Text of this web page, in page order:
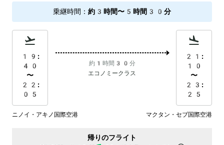
乗継時間 ： 約3時間〜5時間30分
19:
40
〜
22:
05
約1時間30分
エコノミークラス
21:
10
〜
23:
25
ニノイ・アキノ国際空港 マクタン・セブ国際空港
帰りのフライト